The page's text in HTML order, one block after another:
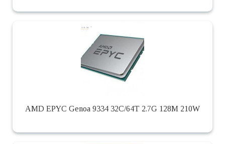
AMD EPYC Genoa 9334 32C/64T 2.7G 128M 210W